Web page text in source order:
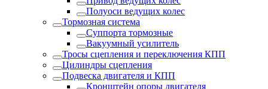
Полуоси ведущих колес
Тормозная система
Суппорта тормозные
Вакуумный усилитель
Тросы сцепления и переключения КПП
Цилиндры сцепления
Подвеска двигателя и КПП
Кронштейн опоры двигателя